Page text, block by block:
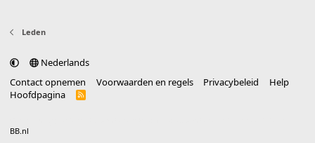
Leden
Nederlands
Contact opnemen
Voorwaarden en regels Privacybeleid
Help
Hoofdpagina
R
BB.nl